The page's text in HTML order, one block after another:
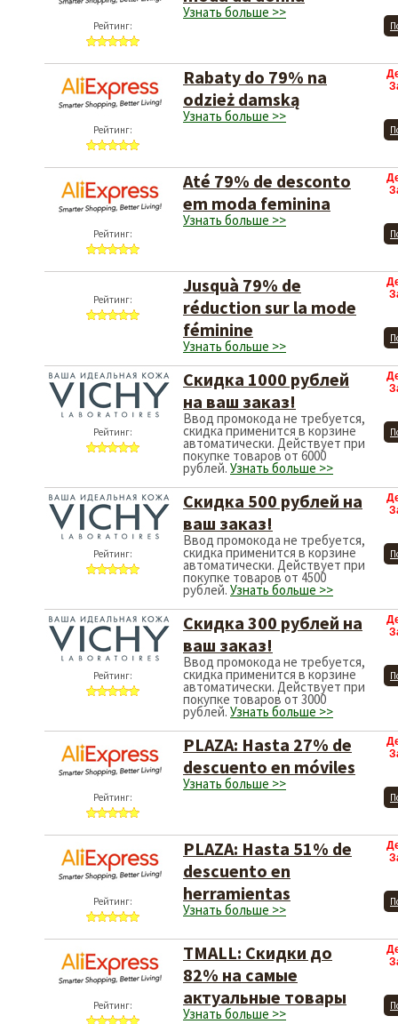
Рейтинг:
Узнать больше >>
Рейтинг:
Rabaty do 79% na
odzież damską
Узнать больше >>
Рейтинг:
Até 79% de desconto
em moda feminina
Узнать больше >>
Рейтинг:
Jusquà 79% de
réduction sur la mode
féminine
Узнать больше >>
Рейтинг:
Скидка 1000 рублей
на ваш заказ!
Ввод промокода не требуется,
скидка применится в корзине
автоматически. Действует при
покупке товаров от 6000
рублей. Узнать больше >>
Рейтинг:
Скидка 500 рублей на
ваш заказ!
Ввод промокода не требуется,
скидка применится в корзине
автоматически. Действует при
покупке товаров от 4500
рублей. Узнать больше >>
Рейтинг:
Скидка 300 рублей на
ваш заказ!
Ввод промокода не требуется,
скидка применится в корзине
автоматически. Действует при
покупке товаров от 3000
рублей. Узнать больше >>
Рейтинг:
PLAZA: Hasta 27% de
descuento en móviles
Узнать больше >>
Рейтинг:
PLAZA: Hasta 51% de
descuento en
herramientas
Узнать больше >>
Рейтинг:
TMALL: Скидки до
82% на самые
актуальные товары
Узнать больше >>